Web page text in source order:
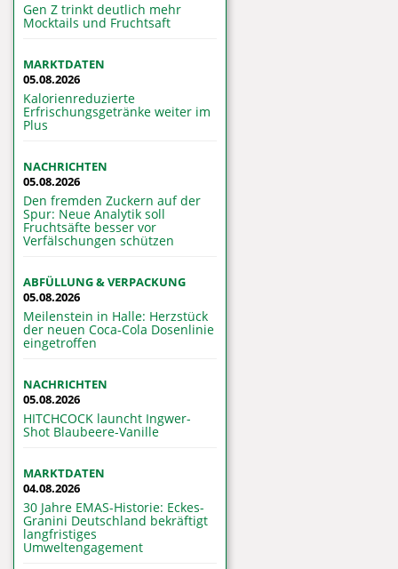
Gen Z trinkt deutlich mehr
Mocktails und Fruchtsaft
MARKTDATEN
05.08.2026
Kalorienreduzierte
Erfrischungsgetränke weiter im
Plus
NACHRICHTEN
05.08.2026
Den fremden Zuckern auf der
Spur: Neue Analytik soll
Fruchtsäfte besser vor
Verfälschungen schützen
ABFÜLLUNG & VERPACKUNG
05.08.2026
Meilenstein in Halle: Herzstück
der neuen Coca-Cola Dosenlinie
eingetroffen
NACHRICHTEN
05.08.2026
HITCHCOCK launcht Ingwer-
Shot Blaubeere-Vanille
MARKTDATEN
04.08.2026
30 Jahre EMAS-Historie: Eckes-
Granini Deutschland bekräftigt
langfristiges
Umweltengagement